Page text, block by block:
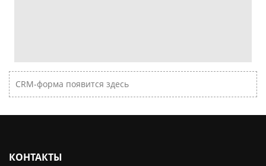
CRM-форма появится здесь
КОНТАКТЫ